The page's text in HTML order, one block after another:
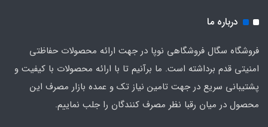
درباره ما
فروشگاه سگال فروشگاهی نوپا در جهت ارائه محصولات حفاظتی
امنیتی قدم برداشته است. ما برآنیم تا با ارائه محصولات با کیفیت و
پشتیبانی سریع در جهت تامین نیاز تک و عمده بازار مصرف این
محصول در میان رقبا نظر مصرف کنندگان را جلب نماییم.